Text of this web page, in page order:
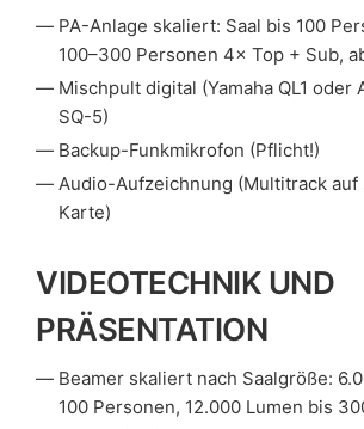
PA-Anlage skaliert: Saal bis 100
100–300 Personen 4× Top + Sub,
Mischpult digital (Yamaha QL1 oder
SQ-5)
Backup-Funkmikrofon (Pflicht!)
Audio-Aufzeichnung (Multitrack auf
Karte)
VIDEOTECHNIK UND
PRÄSENTATION
Beamer skaliert nach Saalgröße:
100 Personen, 12.000 Lumen bis